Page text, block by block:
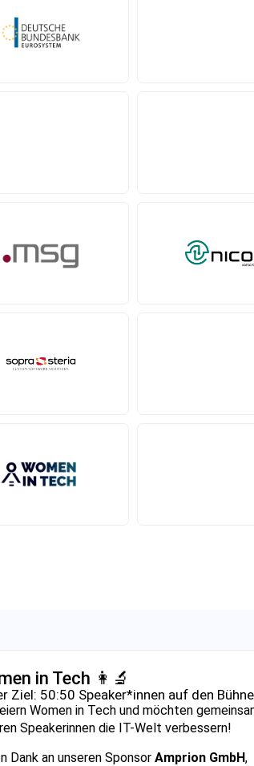
in Tech 👩‍🔬
Ziel: 50:50 Speaker*innen auf den
Women in Tech und möchten
Speakerinnen die IT-Welt verbessern!
Dank an unseren Sponsor Amprion GmbH,